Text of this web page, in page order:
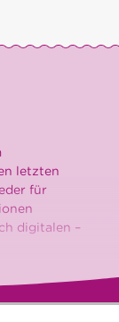
letzten
für
digitalen –